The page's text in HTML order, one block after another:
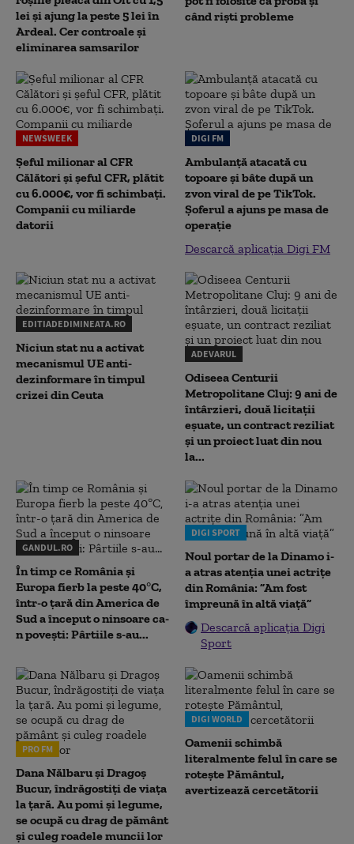
lei și ajung la peste 5 lei în
Ardeal. Cer controale și
eliminarea samsarilor
când riști probleme
NEWSWEEK
Șeful milionar al CFR
Călători și șeful CFR, plătit
cu 6.000€, vor fi schimbați.
Companii cu miliarde
datorii
DIGI FM
Ambulanță atacată cu
topoare și bâte după un
zvon viral de pe TikTok.
Șoferul a ajuns pe masa de
operație
Descarcă aplicația Digi FM
EDITIADEDIMINEATA.RO
Niciun stat nu a activat
mecanismul UE anti-
dezinformare în timpul
crizei din Ceuta
ADEVARUL
Odiseea Centurii
Metropolitane Cluj: 9 ani de
întârzieri, două licitații
eșuate, un contract reziliat
și un proiect luat din nou
la...
GANDUL.RO
În timp ce România și
Europa fierb la peste 40°C,
într-o țară din America de
Sud a început o ninsoare ca-
n povești: Pârtiile s-au...
DIGI SPORT
Noul portar de la Dinamo i-
a atras atenția unei actrițe
din România: ”Am fost
împreună în altă viață”
Descarcă aplicația Digi
Sport
PRO FM
Dana Nălbaru și Dragoș
Bucur, îndrăgostiți de viața
la țară. Au pomi și legume,
se ocupă cu drag de pământ
și culeg roadele muncii lor
DIGI WORLD
Oamenii schimbă
literalmente felul în care se
rotește Pământul,
avertizează cercetătorii